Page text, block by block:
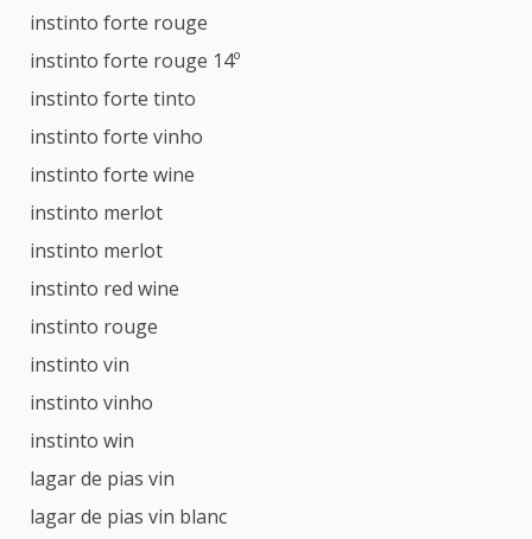
instinto forte rouge
instinto forte rouge 14º
instinto forte tinto
instinto forte vinho
instinto forte wine
instinto merlot
instinto merlot
instinto red wine
instinto rouge
instinto vin
instinto vinho
instinto win
lagar de pias vin
lagar de pias vin blanc